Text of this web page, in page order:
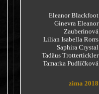
Eleanor Blackfoot
Ginevra Eleanor
Zauberinová
Lilian Isabella Rorrs
Saphira Crystal
Tadäus Trottertickler
Tamarka Pudlíčková
zima 2018